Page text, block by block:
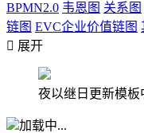
BPMN2.0 韦恩图 关系图
链图 EVC企业价值链图
 展开
夜以继日更新模板
加载中...